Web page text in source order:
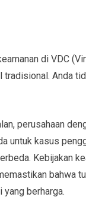
di VDC
tradisional. Anda
perusahaan
untuk kasus
Kebijakan
bahwa
yang berharga.